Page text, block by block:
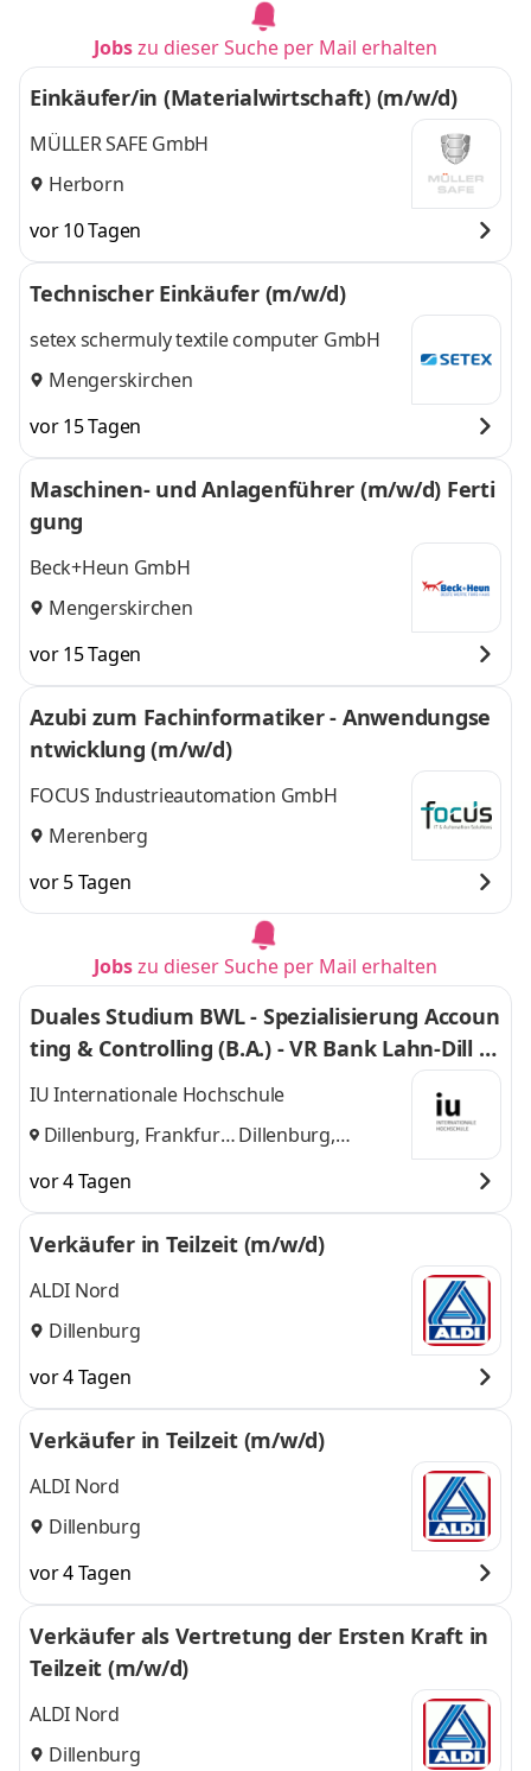
Jobszu dieser Suche per Mail erhalten
Einkäufer/in (Materialwirtschaft) (m/w/d)
MÜLLER SAFE GmbH
Herborn
vor 10 Tagen
Technischer Einkäufer (m/w/d)
setex schermuly textile computer GmbH
Mengerskirchen
vor 15 Tagen
Maschinen- und Anlagenführer (m/w/d) Ferti
gung
Beck+Heun GmbH
Mengerskirchen
vor 15 Tagen
Azubi zum Fachinformatiker - Anwendungse
ntwicklung (m/w/d)
FOCUS Industrieautomation GmbH
Merenberg
vor 5 Tagen
Jobszu dieser Suche per Mail erhalten
Duales Studium BWL - Spezialisierung Accoun
ting & Controlling (B.A.) - VR Bank Lahn-Dill e
G
IU Internationale Hochschule
Dillenburg, Frankfurt Dillenburg,
vor 4 Tagen
Verkäufer in Teilzeit (m/w/d)
ALDI Nord
Dillenburg
vor 4 Tagen
Verkäufer in Teilzeit (m/w/d)
ALDI Nord
Dillenburg
vor 4 Tagen
Verkäufer als Vertretung der Ersten Kraft in
Teilzeit (m/w/d)
ALDI Nord
Dillenburg